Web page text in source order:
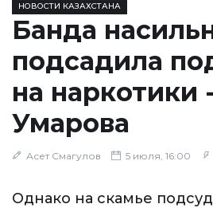
НОВОСТИ КАЗАХСТАНА
Банда
подсадила
на наркотики
Умарова
Асет Смагулов 5 июля, 16:00
Однако на скамье